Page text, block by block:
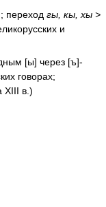
переход гы, кы, хы >
и
[ы] через [ъ]-
говорах;
XIII в.)